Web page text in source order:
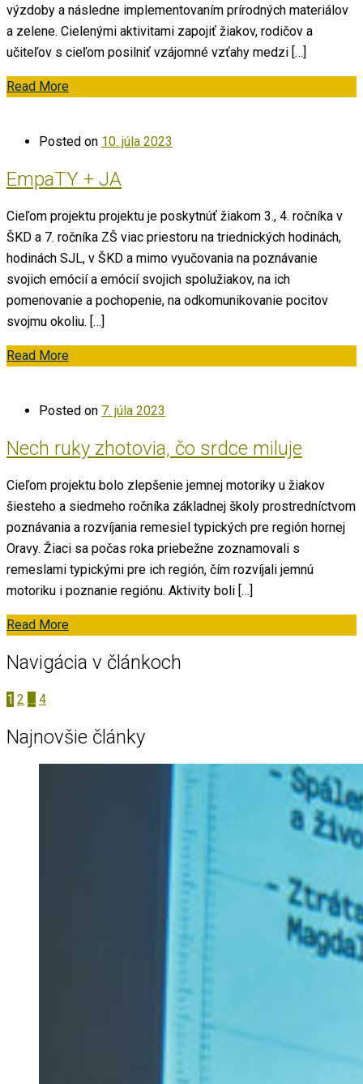
výzdoby a následne implementovaním prírodných materiálov
a zelene. Cielenými aktivitami zapojiť žiakov, rodičov a
učiteľov s cieľom posilniť vzájomné vzťahy medzi […]
Read More
Posted on 10. júla 2023
EmpaTY + JA
Cieľom projektu projektu je poskytnúť žiakom 3., 4. ročníka v
ŠKD a 7. ročníka ZŠ viac priestoru na triednických hodinách,
hodinách SJL, v ŠKD a mimo vyučovania na poznávanie
svojich emócií a emócií svojich spolužiakov, na ich
pomenovanie a pochopenie, na odkomunikovanie pocitov
svojmu okoliu. […]
Read More
Posted on 7. júla 2023
Nech ruky zhotovia, čo srdce miluje
Cieľom projektu bolo zlepšenie jemnej motoriky u žiakov
šiesteho a siedmeho ročníka základnej školy prostredníctvom
poznávania a rozvíjania remesiel typických pre región hornej
Oravy. Žiaci sa počas roka priebežne zoznamovali s
remeslami typickými pre ich región, čím rozvíjali jemnú
motoriku i poznanie regiónu. Aktivity boli […]
Read More
Navigácia v článkoch
1 2 … 4
Najnovšie články